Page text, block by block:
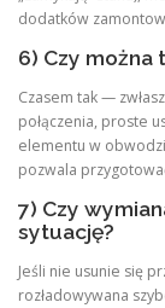
dodatków
6) Czy można
Czasem tak —
połączenia, proste
elementu w
pozwala
7) Czy
sytuację?
Jeśli nie usunie się
rozładowywana